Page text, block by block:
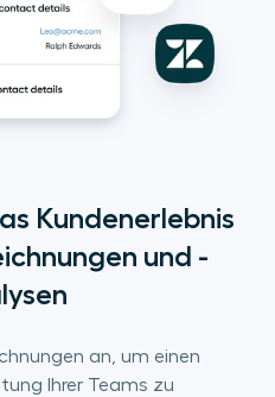
Kundenerlebnis
und -
an, um einen
Ihrer Teams zu